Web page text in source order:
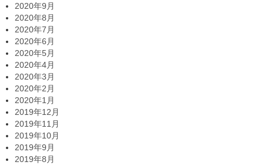
2020年9月
2020年8月
2020年7月
2020年6月
2020年5月
2020年4月
2020年3月
2020年2月
2020年1月
2019年12月
2019年11月
2019年10月
2019年9月
2019年8月